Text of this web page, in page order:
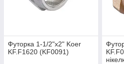
Футорка 1-1/2"x2" Koer
KF.F1620 (KF0091)